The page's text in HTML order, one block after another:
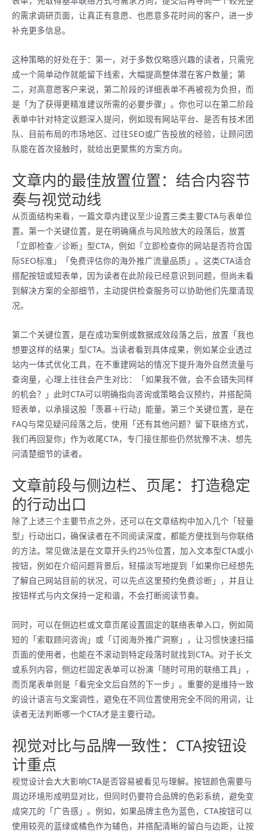
的需求调研页面，让真正有意愿、也愿意多花时间的客户，进一步
补充更多信息。
这种策略的好处在于：第一，对于多数仅略感兴趣的读者，只需完
成一个简单动作就能留下线索，大幅提高整体潜在客户数量；第
二，对高意愿客户来说，第二阶段的详细表单不再被视为负担，而
是「为了获得更精准建议所需的必要步骤」。你也可以在第二阶段
表单中针对特定议题深入提问，例如现有网站平台、是否有技术团
队、目前布局的市场地区、过往SEO或广告投放的经验，让顾问团
队能在首次接触时，就给出更聚焦的方案方向。
文章内的最佳放置位置：结合内容节
奏与视觉动线
从页面结构来看，一篇文章内建议至少设置三类主要CTA与表单位
置。第一个关键位置，是在明确痛点与风险放大的段落后，放置
「立即检查／诊断」型CTA，例如「立即检查你的网站是否符合国
际SEO标准」「免费评估你的海外推广流量品质」。这类CTA适合
搭配按钮或短表单，因为读者在此阶段已经意识到问题，但尚未看
到解决方案的全部细节，主动提供检查服务可以协助他们先厘清现
况。
第二个关键位置，是在成功案例或数据成效段落之后，放置「我也
想要这样的结果」型CTA。当读者看到具体成果，例如某企业透过
站内一体式优化工具，在不重建网站的情况下提升海外自然流量与
查询量，心理上往往会产生对比：「如果我不做，会不会错失同样
的机会？」此时CTA可以明确指向咨询或策略会议预约，并搭配简
短表单，以承接这股「羡慕＋行动」能量。第三个关键位置，是在
FAQ与常见疑问段落之后，使用「还有其他问题？留下联络方式，
我们再回复你」作为收尾CTA，专门接住那些仍然犹豫不决、想先
问清楚细节的读者。
文章前段与侧边栏、页尾：打造稳定
的行动出口
除了上述三个主要节点之外，还可以在文章结构中加入几个「轻量
型」行动出口，确保读者在不同阅读深度，都能方便找到与你联络
的方法。常见做法是在文章开头约25％位置，加入文本型CTA或小
按钮，例如在介绍问题背景后，轻描淡写地提到「如果你已经想先
了解自己网站目前的状况，可以先点这里预约免费诊断」，并且让
按钮样式与内文保持一定和谐，不会打断阅读节奏。
同时，可以在侧边栏或文章页尾设置固定的联络表单入口，例如简
短的「索取顾问咨询」或「订阅海外推广洞察」，让习惯快速扫描
页面的使用者，也能在不滚动到特定段落时就找到CTA。对于长文
或系列内容，侧边栏固定表单可以扮演「随时可用的联络工具」，
而页尾表单则是「看完全文后自然的下一步」。重要的是维持一致
的设计语言与文案调性，避免在不同位置使用完全不同的用词，让
读者无法判断哪一个CTA才是主要行动。
视觉对比与品牌一致性：CTA按钮设
计重点
视觉设计会大大影响CTA是否容易被看见与理解。按钮颜色需要与
周边环境形成明显对比，但同时仍要符合品牌的色彩系统，避免变
成突兀的「广告感」。例如，如果品牌主色为蓝色，CTA按钮可以
使用较亮的蓝绿或橘色作为辅色，并搭配清晰的留白与边距，让按